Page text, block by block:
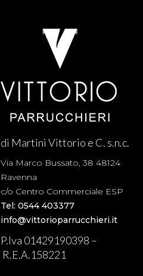
di Martini Vittorio e C. s.n.c.
Via Marco Bussato, 38 48124
Ravenna
c/o Centro Commerciale ESP
Tel: 0544 403377
info@vittorioparrucchieri.it
P.Iva 01429190398 –
R.E.A.158221